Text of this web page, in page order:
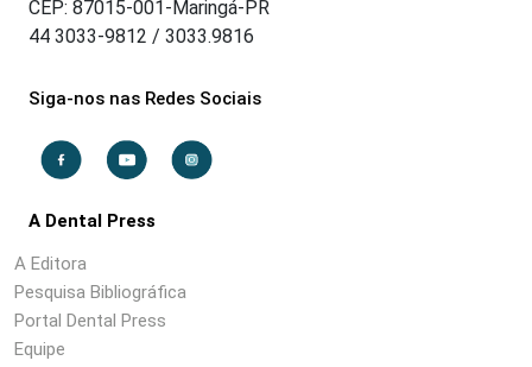
CEP: 87015-001-Maringá-PR
44 3033-9812 / 3033.9816
Siga-nos nas Redes Sociais
A Dental Press
A Editora
Pesquisa Bibliográfica
Portal Dental Press
Equipe